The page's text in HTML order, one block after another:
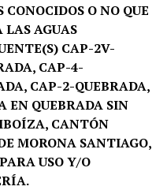
O NO QUE
LAS AGUAS
CAP-2V-
CAP-4-
CAP-2-QUEBRADA,
EN QUEBRADA SIN
CANTÓN
MORONA SANTIAGO,
USO Y/O